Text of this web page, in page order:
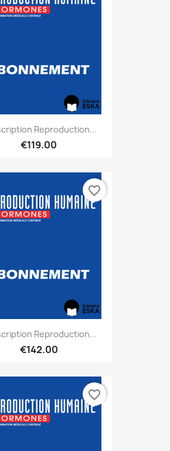
Reproduction...
€119.00
Reproduction...
€142.00
favorite_border
favorite_border